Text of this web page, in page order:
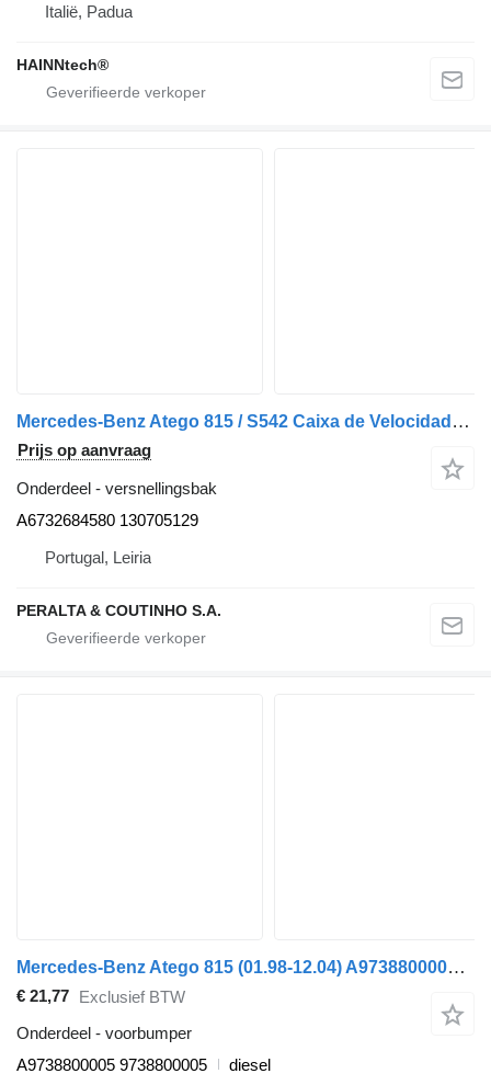
Italië, Padua
HAINNtech®
Mercedes-Benz Atego 815 / S542 Caixa de Velocidades S5.42 A6732684580 versnellingsbak voor vrachtwagen
Prijs op aanvraag
Onderdeel - versnellingsbak
A6732684580 130705129
Portugal, Leiria
PERALTA & COUTINHO S.A.
Mercedes-Benz Atego 815 (01.98-12.04) A9738800005 voorbumper voor Mercedes-Benz Atego, Atego 2, Atego 3 (1996-) vrachtwagen
€ 21,77 Exclusief BTW
Onderdeel - voorbumper
A9738800005 9738800005
diesel